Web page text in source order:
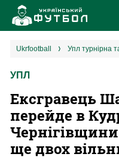
ukrfootball упл турнірна
УПЛ
Ексгравець
перейде в
ще двох